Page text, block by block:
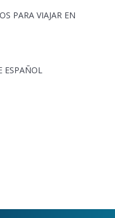
PARA VIAJAR EN
ESPAÑOL